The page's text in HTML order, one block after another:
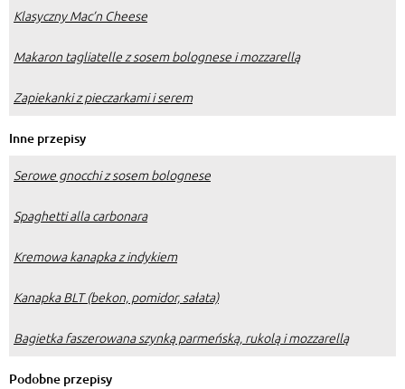
Klasyczny Mac’n Cheese
Makaron tagliatelle z sosem bolognese i mozzarellą
Zapiekanki z pieczarkami i serem
Inne przepisy
Serowe gnocchi z sosem bolognese
Spaghetti alla carbonara
Kremowa kanapka z indykiem
Kanapka BLT (bekon, pomidor, sałata)
Bagietka faszerowana szynką parmeńską, rukolą i mozzarellą
Podobne przepisy